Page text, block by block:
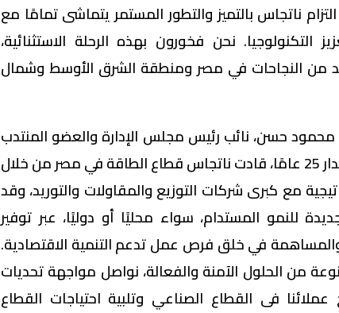
ناتجاس بالتميز والتطور المستمر يتماشى تمامًا مع
التكنولوجيا. نحن فخورون بهذه الرحلة الاستثنائية،
من النجاحات في مصر ومنطقة الشرق الأوسط وشمال
حسن، نائب رئيس مجلس الإدارة والعضو المنتدب
لشركة "ناتجاس": "على مدار 25 عامًا، قادت ناتجاس قطاع الطاقة في مصر من خلال
مع كبرى شركات التوزيع والمقاولات والتوريد، وقد
للنمو المستدام، سواء محليًا أو دوليًا، عبر توفير
في خلق فرص عمل تدعم التنمية الاقتصادية.
من الحلول الآمنة والفعالة، نواصل مواجهة تحديات
فى القطاع الصناعي وتلبية احتياجات القطاع